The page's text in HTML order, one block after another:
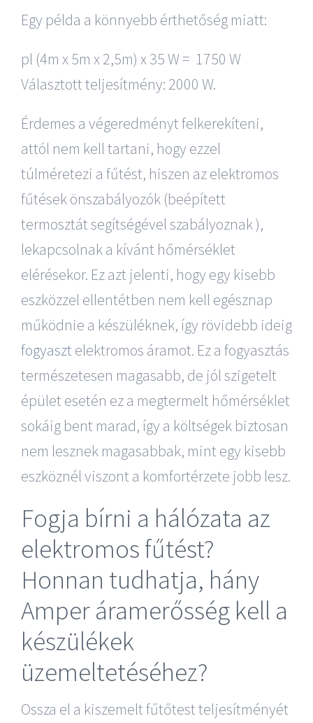
Egy példa a könnyebb érthetőség miatt:
pl (4m x 5m x 2,5m) x 35 W = 1750 W
Választott teljesítmény: 2000 W.
Érdemes a végeredményt felkerekíteni,
attól nem kell tartani, hogy ezzel
túlméretezi a fűtést, hiszen az elektromos
fűtések önszabályozók (beépített
termosztát segítségével szabályoznak ),
lekapcsolnak a kívánt hőmérséklet
elérésekor. Ez azt jelenti, hogy egy kisebb
eszközzel ellentétben nem kell egésznap
működnie a készüléknek, így rövidebb ideig
fogyaszt elektromos áramot. Ez a fogyasztás
természetesen magasabb, de jól szigetelt
épület esetén ez a megtermelt hőmérséklet
sokáig bent marad, így a költségek biztosan
nem lesznek magasabbak, mint egy kisebb
eszköznél viszont a komfortérzete jobb lesz.
Fogja bírni a hálózata az
elektromos fűtést?
Honnan tudhatja, hány
Amper áramerősség kell a
készülékek
üzemeltetéséhez?
Ossza el a kiszemelt fűtőtest teljesítményét